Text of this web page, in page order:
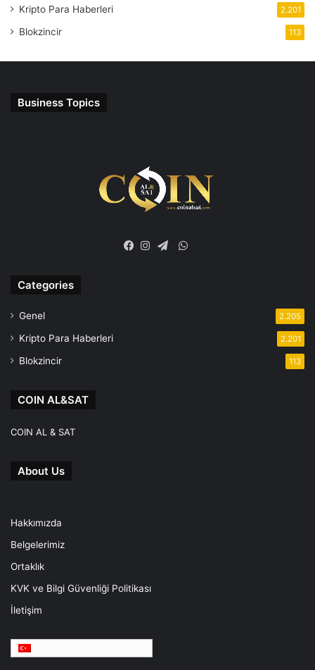
Kripto Para Haberleri 2.201
Blokzincir 113
Business Topics
WhatsApp
Categories
Genel 2.205
Kripto Para Haberleri 2.201
Blokzincir 113
COIN AL&SAT
COIN AL & SAT
About Us
Hakkımızda
Belgelerimiz
Ortaklık
KVK ve Bilgi Güvenliği Politikası
İletişim